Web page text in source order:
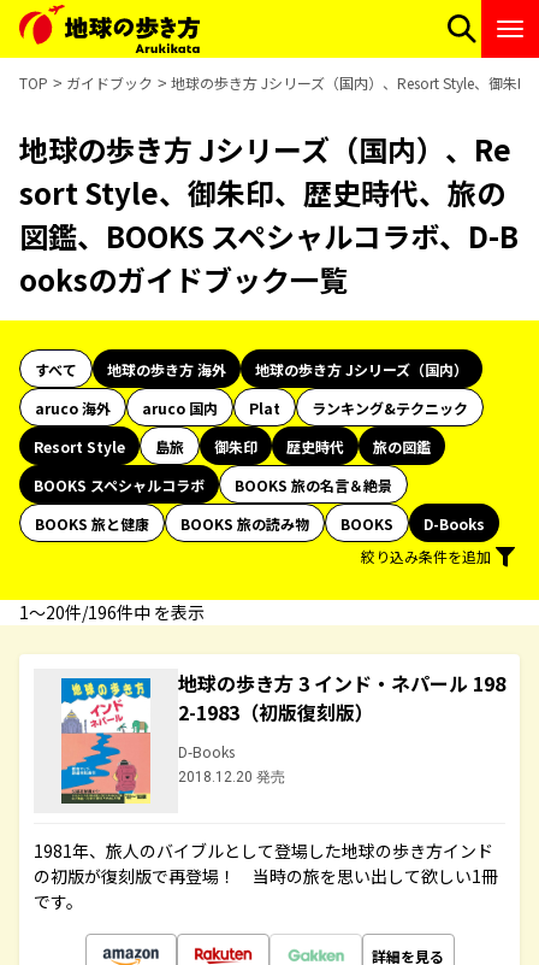
TOP ガイドブック 地球の歩き方 Jシリーズ（国内）、Resort Style、御朱
地球の歩き方 Jシリーズ（国内）、Re
sort Style、御朱印、歴史時代、旅の
図鑑、BOOKS スペシャルコラボ、D-B
ooksのガイドブック一覧
すべて 地球の歩き方 海外
地球の歩き方 Jシリーズ（国内）
aruco 海外
aruco 国内 Plat
ランキング&テクニック
Resort Style
島旅 御朱印 歴史時代
旅の図鑑
BOOKS スペシャルコラボ
BOOKS 旅の名言＆絶景
BOOKS 旅と健康
BOOKS 旅の読み物 BOOKS
D-Books
絞り込み条件を追加
1〜20件/196件中 を表示
地球の歩き方 3 インド・ネパール 198
2-1983（初版復刻版）
D-Books
2018.12.20 発売
1981年、旅人のバイブルとして登場した地球の歩き方インド
の初版が復刻版で再登場！ 当時の旅を思い出して欲しい1冊
です。
詳細を見る